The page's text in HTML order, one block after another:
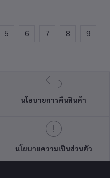
5 6 7 8 9
นโยบายการคืนสินค้า
นโยบายความเป็นส่วนตัว